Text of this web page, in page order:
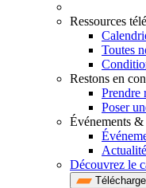
Ressources
Toutes
Restons en
Prendre
Poser
Événements
Découvrez le